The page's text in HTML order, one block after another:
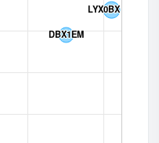
LYX0BX
LYX0BX
DBX1EM
DBX1EM